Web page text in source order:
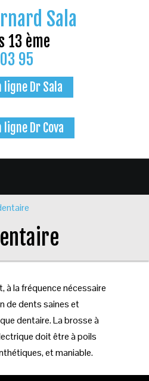
Sala
13 ème
95
ligne Dr Sala
ligne Dr Cova
à la fréquence nécessaire
de dents saines et
dentaire. La brosse à
doit être à poils
et maniable.